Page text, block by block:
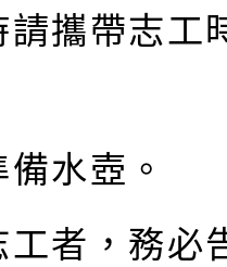
攜帶志工
水壺。
者，務必